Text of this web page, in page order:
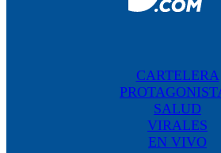
CARTELERA
SALUD
VIRALES
EN VIVO